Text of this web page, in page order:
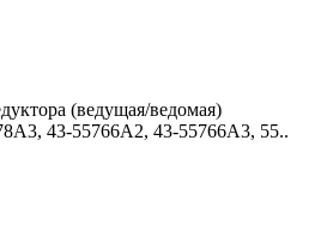
(ведущая/ведомая)
43-55766A2, 43-55766A3, 55..